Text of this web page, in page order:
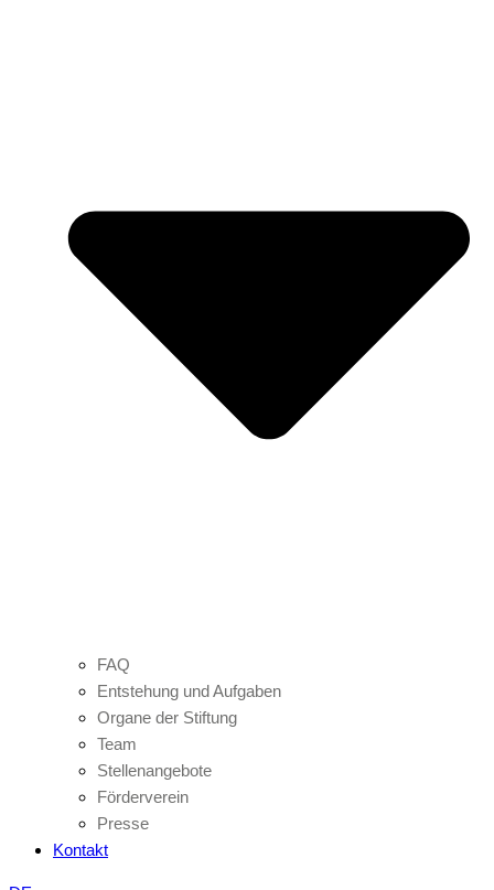
FAQ
Entstehung und Aufgaben
Organe der Stiftung
Team
Stellenangebote
Förderverein
Presse
Kontakt